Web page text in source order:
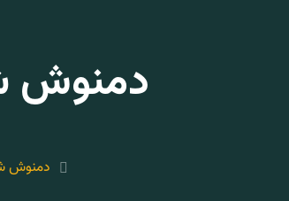
دمنوش
دمنوش